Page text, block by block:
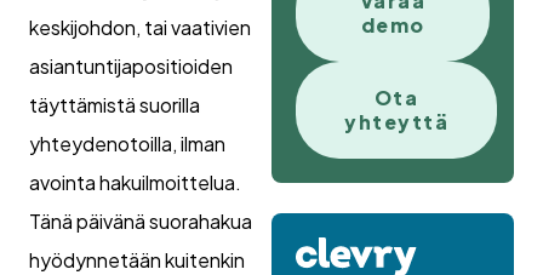
keskijohdon, tai vaativien
asiantuntijapositioiden
täyttämistä suorilla
yhteydenotoilla, ilman
avointa hakuilmoittelua.
Tänä päivänä suorahakua
hyödynnetään kuitenkin
demo
Ota
yhteyttä